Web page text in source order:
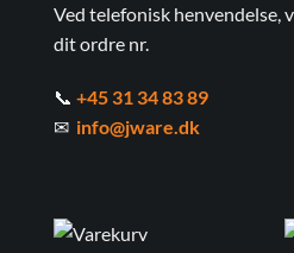
Ved telefonisk henvendelse,
dit ordre nr.
📞 +45 31 34 83 89
✉ info@jware.dk